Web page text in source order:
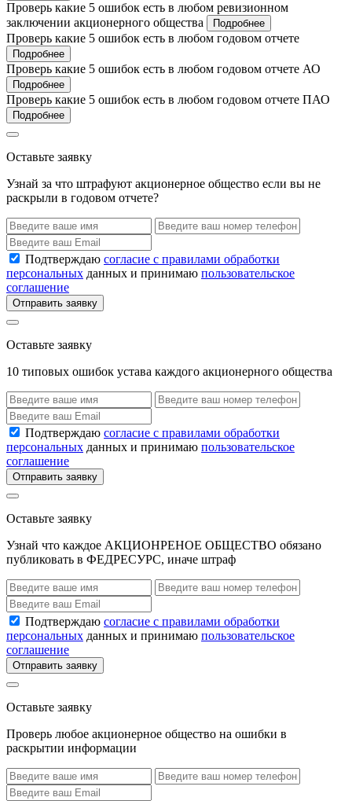
Проверь какие 5 ошибок есть в любом ревизионном
заключении акционерного общества
Подробнее
Проверь какие 5 ошибок есть в любом годовом отчете
Подробнее
Проверь какие 5 ошибок есть в любом годовом отчете АО
Подробнее
Проверь какие 5 ошибок есть в любом годовом отчете ПАО
Подробнее
Оставьте заявку
Узнай за что штрафуют акционерное общество если вы не
раскрыли в годовом отчете?
Подтверждаю согласие с правилами обработки
персональных данных и принимаю пользовательское
соглашение
Отправить заявку
Оставьте заявку
10 типовых ошибок устава каждого акционерного общества
Подтверждаю согласие с правилами обработки
персональных данных и принимаю пользовательское
соглашение
Отправить заявку
Оставьте заявку
Узнай что каждое АКЦИОНРЕНОЕ ОБЩЕСТВО обязано
публиковать в ФЕДРЕСУРС, иначе штраф
Подтверждаю согласие с правилами обработки
персональных данных и принимаю пользовательское
соглашение
Отправить заявку
Оставьте заявку
Проверь любое акционерное общество на ошибки в
раскрытии информации